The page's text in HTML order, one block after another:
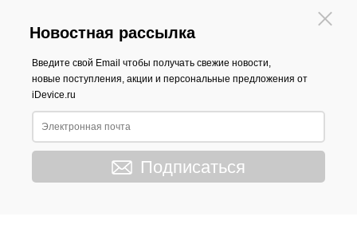
Новостная рассылка
Введите свой Email чтобы получать свежие новости,
новые поступления, акции и персональные предложения от
iDevice.ru
Подписаться